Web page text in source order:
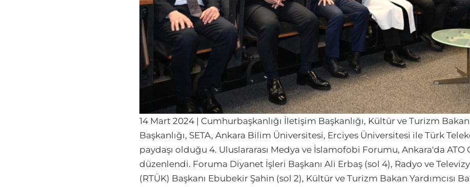
14 Mart 2024 | Cumhurbaşkanlığı İletişim Başkanlığı, Kültür ve Turizm
Başkanlığı, SETA, Ankara Bilim Üniversitesi, Erciyes Üniversitesi ile Türk
paydaşı olduğu 4. Uluslararası Medya ve İslamofobi Forumu, Ankara'da
düzenlendi. Foruma Diyanet İşleri Başkanı Ali Erbaş (sol 4), Radyo ve
(RTÜK) Başkanı Ebubekir Şahin (sol 2), Kültür ve Turizm Bakan Yardımcısı